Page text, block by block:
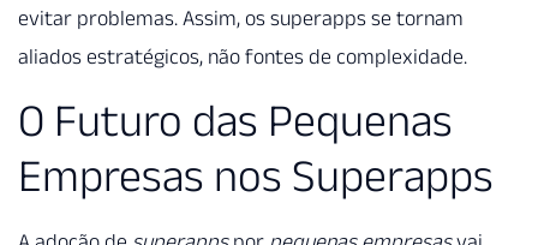
evitar problemas. Assim, os superapps se tornam
aliados estratégicos, não fontes de complexidade.
O Futuro das Pequenas
Empresas nos Superapps